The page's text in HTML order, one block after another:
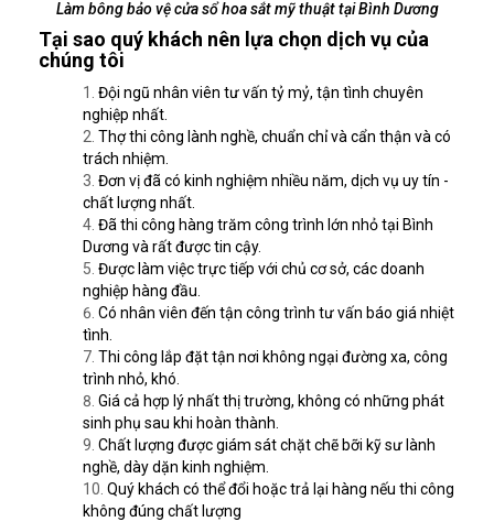
Làm bông bảo vệ cửa sổ hoa sắt mỹ thuật tại Bình Dương
Tại sao quý khách nên lựa chọn dịch vụ của
chúng tôi
Đội ngũ nhân viên tư vấn tỷ mỷ, tận tình chuyên
nghiệp nhất.
Thợ thi công lành nghề, chuẩn chỉ và cẩn thận và có
trách nhiệm.
Đơn vị đã có kinh nghiệm nhiều năm, dịch vụ uy tín -
chất lượng nhất.
Đã thi công hàng trăm công trình lớn nhỏ tại Bình
Dương và rất được tin cậy.
Được làm việc trực tiếp với chủ cơ sở, các doanh
nghiệp hàng đầu.
Có nhân viên đến tận công trình tư vấn báo giá nhiệt
tình.
Thi công lắp đặt tận nơi không ngại đường xa, công
trình nhỏ, khó.
Giá cả hợp lý nhất thị trường, không có những phát
sinh phụ sau khi hoàn thành.
Chất lượng được giám sát chặt chẽ bỡi kỹ sư lành
nghề, dày dặn kinh nghiệm.
Quý khách có thể đổi hoặc trả lại hàng nếu thi công
không đúng chất lượng